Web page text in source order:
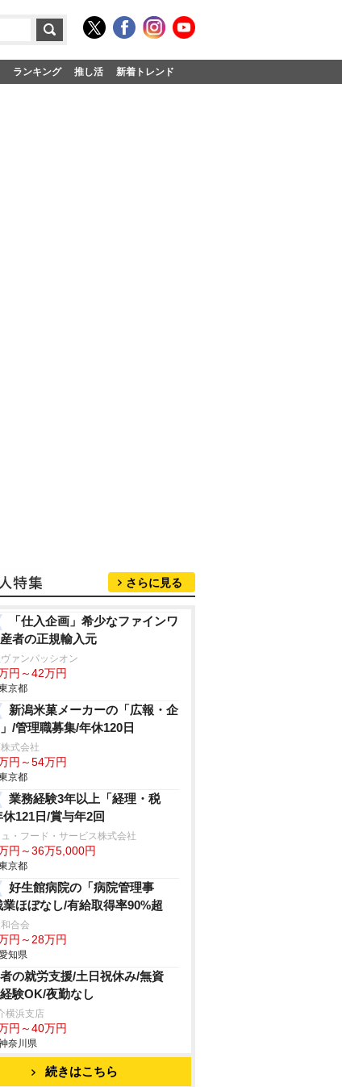
ランキング 推し活 新着トレンド
さらに見る
「仕入企画」希少なファインワ
者の正規輸入元
ァンパッシオン
円～42万円
京都
新潟米菓メーカーの「広報・企
/管理職募集/年休120日
式会社
円～54万円
京都
業務経験3年以上「経理・税
121日/賞与年2回
・フード・サービス株式会社
円～36万5,000円
京都
好生館病院の「病院管理事
業ほぼなし/有給取得率90%超
合会
円～28万円
知県
の就労支援/土日祝休み/無資
験OK/夜勤なし
横浜支店
円～40万円
奈川県
続きはこちら